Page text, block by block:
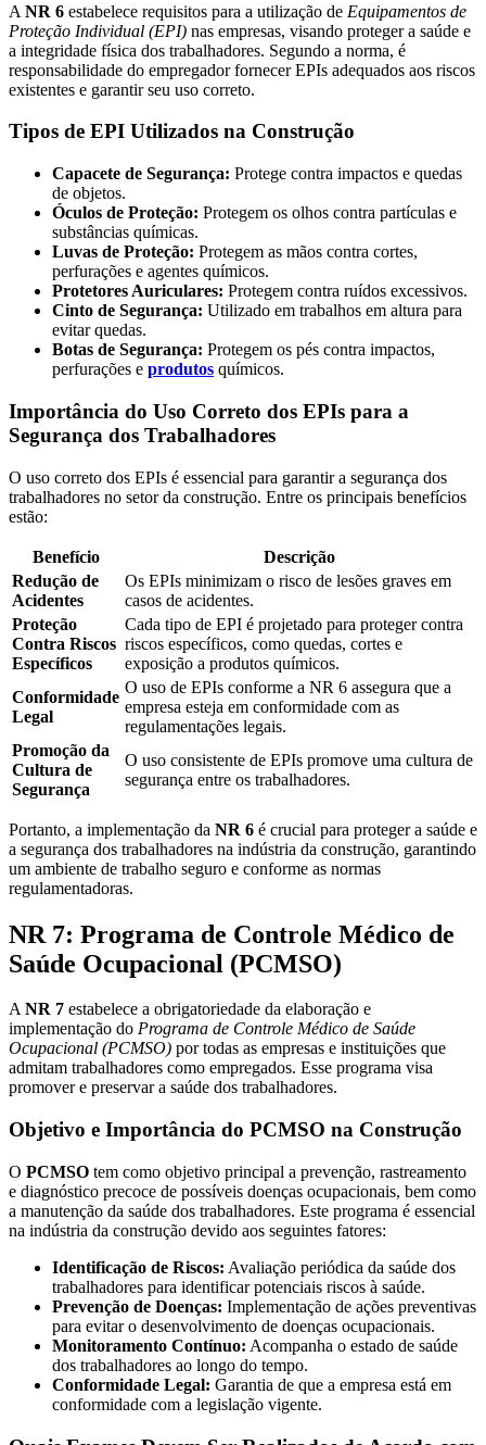
A NR 6 estabelece requisitos para a utilização de Equipamentos de
Proteção Individual (EPI) nas empresas, visando proteger a saúde e
a integridade física dos trabalhadores. Segundo a norma, é
responsabilidade do empregador fornecer EPIs adequados aos riscos
existentes e garantir seu uso correto.
Tipos de EPI Utilizados na Construção
Capacete de Segurança: Protege contra impactos e quedas
de objetos.
Óculos de Proteção: Protegem os olhos contra partículas e
substâncias químicas.
Luvas de Proteção: Protegem as mãos contra cortes,
perfurações e agentes químicos.
Protetores Auriculares: Protegem contra ruídos excessivos.
Cinto de Segurança: Utilizado em trabalhos em altura para
evitar quedas.
Botas de Segurança: Protegem os pés contra impactos,
perfurações e produtos químicos.
Importância do Uso Correto dos EPIs para a
Segurança dos Trabalhadores
O uso correto dos EPIs é essencial para garantir a segurança dos
trabalhadores no setor da construção. Entre os principais benefícios
estão:
Benefício
Descrição
Redução de
Acidentes
Os EPIs minimizam o risco de lesões graves em
casos de acidentes.
Proteção
Contra Riscos
Específicos
Cada tipo de EPI é projetado para proteger contra
riscos específicos, como quedas, cortes e
exposição a produtos químicos.
Conformidade
Legal
O uso de EPIs conforme a NR 6 assegura que a
empresa esteja em conformidade com as
regulamentações legais.
Promoção da
Cultura de
Segurança
O uso consistente de EPIs promove uma cultura de
segurança entre os trabalhadores.
Portanto, a implementação da NR 6 é crucial para proteger a saúde e
a segurança dos trabalhadores na indústria da construção, garantindo
um ambiente de trabalho seguro e conforme as normas
regulamentadoras.
NR 7: Programa de Controle Médico de
Saúde Ocupacional (PCMSO)
ANR 7 estabelece a obrigatoriedade da elaboração e
implementação do Programa de Controle Médico de Saúde
Ocupacional (PCMSO) por todas as empresas e instituições que
admitam trabalhadores como empregados. Esse programa visa
promover e preservar a saúde dos trabalhadores.
Objetivo e Importância do PCMSO na Construção
O PCMSO tem como objetivo principal a prevenção, rastreamento
e diagnóstico precoce de possíveis doenças ocupacionais, bem como
a manutenção da saúde dos trabalhadores. Este programa é essencial
na indústria da construção devido aos seguintes fatores:
Identificação de Riscos: Avaliação periódica da saúde dos
trabalhadores para identificar potenciais riscos à saúde.
Prevenção de Doenças: Implementação de ações preventivas
para evitar o desenvolvimento de doenças ocupacionais.
Monitoramento Contínuo: Acompanha o estado de saúde
dos trabalhadores ao longo do tempo.
Conformidade Legal: Garantia de que a empresa está em
conformidade com a legislação vigente.